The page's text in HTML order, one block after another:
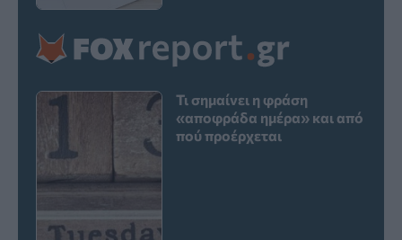
Τι σημαίνει η φράση
«αποφράδα ημέρα» και από
πού προέρχεται